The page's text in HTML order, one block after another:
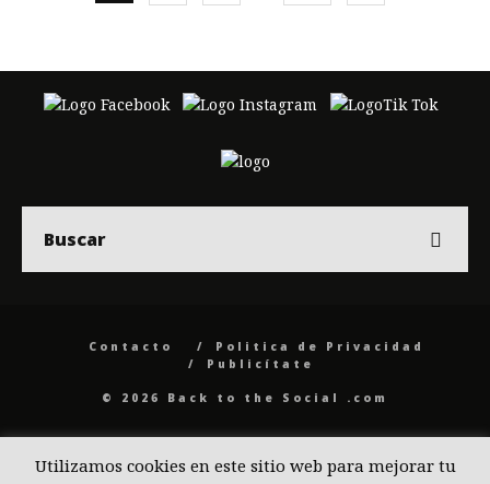
Contacto
Politica de Privacidad
Publicítate
© 2026 Back to the Social .com
Utilizamos cookies en este sitio web para mejorar tu